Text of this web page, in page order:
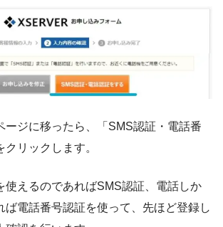
ージに移ったら、「SMS認証・電話番
リックします。
使えるのであればSMS認証、電話しか
ば電話番号認証を使って、先ほど登録し